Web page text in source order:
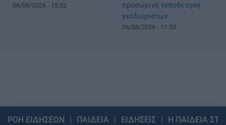
06/08/2026 - 13:52
προσωρινή τοποθέτηση
νεοδιόριστων
06/08/2026 - 11:53
ΡΟΗ ΕΙΔΗΣΕΩΝ ΠΑΙΔΕΙΑ ΕΙΔΗΣΕΙΣ Η ΠΑΙΔΕΙΑ